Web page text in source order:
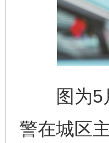
图为5月
警在城区